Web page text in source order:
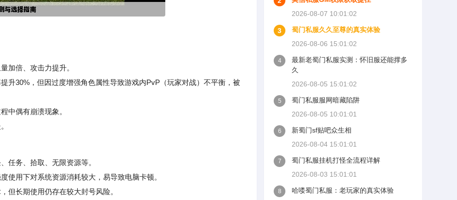
倍、攻击力提升。
30%，但因过度增强角色属性导致游戏内PvP（玩家对战）不平衡，被
偶有崩溃现象。
务、拾取、无限资源等。
用下对系统资源消耗较大，易导致电脑卡顿。
长期使用仍存在较大封号风险。
2026-08-07 10:01:02
3
蜀门私服久久至尊的真实体验
2026-08-06 15:01:02
4
最新老蜀门私服实测：怀旧服还能撑多
久
2026-08-05 15:01:02
5
蜀门私服服网暗藏陷阱
2026-08-05 10:01:01
6
新蜀门sf贴吧众生相
2026-08-04 15:01:01
7
蜀门私服挂机打怪全流程详解
2026-08-03 15:01:01
8
哈喽蜀门私服：老玩家的真实体验